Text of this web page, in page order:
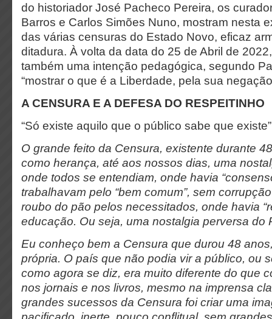
do historiador José Pacheco Pereira, os
Barros e Carlos Simões Nuno, mostram nesta
das várias censuras do Estado Novo, eficaz
ditadura. À volta da data do 25 de Abril de
também uma intenção pedagógica, segundo
“mostrar o que é a Liberdade, pela sua
A CENSURA E A DEFESA DO RESPEITINHO
“Só existe aquilo que o público sabe que
O grande feito da Censura, existente durante
como herança, até aos nossos dias, uma
onde todos se entendiam, onde havia
trabalhavam pelo “bem comum”, sem
roubo do pão pelos necessitados, onde havia
educação. Ou seja, uma nostalgia perversa do
Eu conheço bem a Censura que durou 48
própria. O país que não podia vir a público, ou
como agora se diz, era muito diferente do que
nos jornais e nos livros, mesmo na imprensa
grandes sucessos da Censura foi criar uma